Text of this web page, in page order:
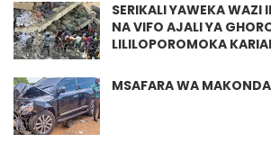
SERIKALI YAWEKA WAZI
NA VIFO AJALI YA
LILILOPOROMOKA
MSAFARA WA